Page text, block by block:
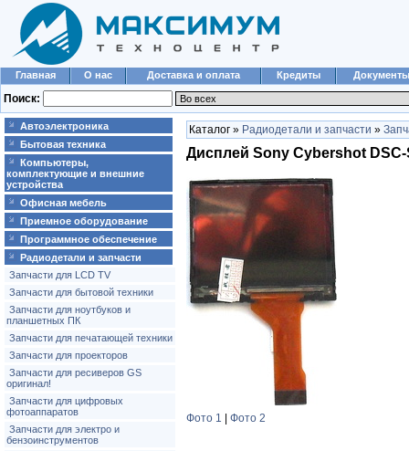
Главная О нас Доставка и оплата Кредиты Документы
Поиск:
Автоэлектроника
Бытовая техника
Компьютеры,
комплектующие и внешние
устройства
Офисная мебель
Приемное оборудование
Программное обеспечение
Радиодетали и запчасти
Запчасти для LCD TV
Запчасти для бытовой техники
Запчасти для ноутбуков и
планшетных ПК
Запчасти для печатающей техники
Запчасти для проекторов
Запчасти для ресиверов GS
оригинал!
Запчасти для цифровых
фотоаппаратов
Запчасти для электро и
бензоинструментов
Каталог » Радиодетали и запчасти »
Дисплей Sony Cybershot DSC-
Фото 1 Фото 2